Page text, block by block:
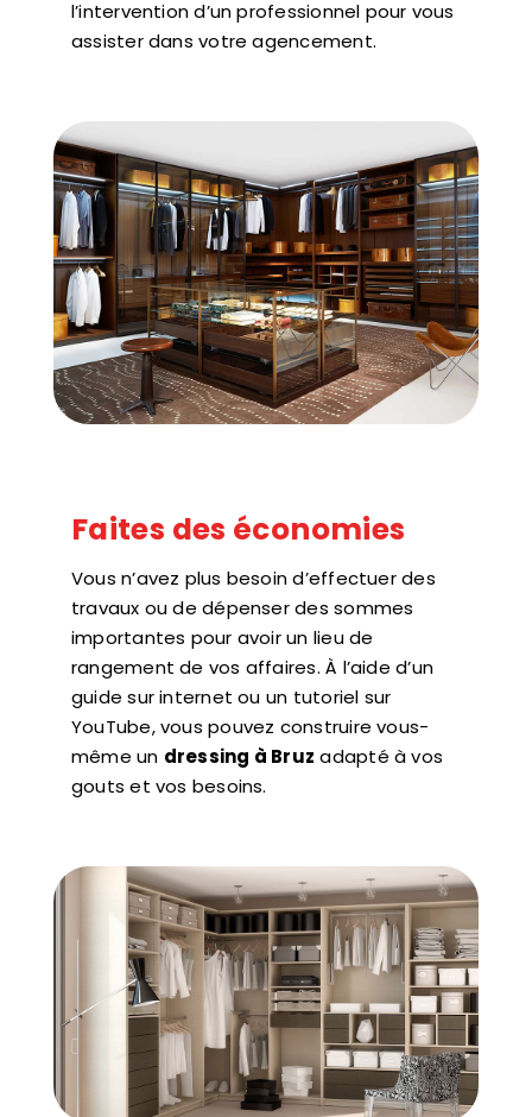
l’intervention d’un professionnel pour vous
assister dans votre agencement.
Faites des économies
Vous n’avez plus besoin d’effectuer des
travaux ou de dépenser des sommes
importantes pour avoir un lieu de
rangement de vos affaires. À l’aide d’un
guide sur internet ou un tutoriel sur
YouTube, vous pouvez construire vous-
même un dressing à Bruz adapté à vos
gouts et vos besoins.